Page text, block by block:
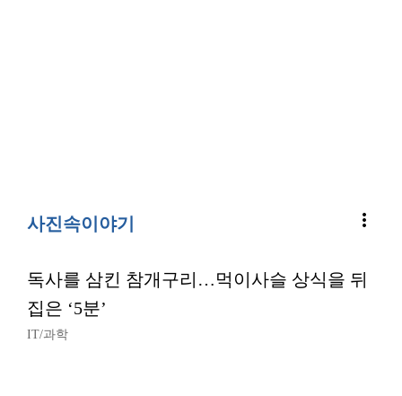
사진속이야기 more_vert
독사를 삼킨 참개구리…먹이사슬 상식을 뒤
집은 ‘5분’
IT/과학